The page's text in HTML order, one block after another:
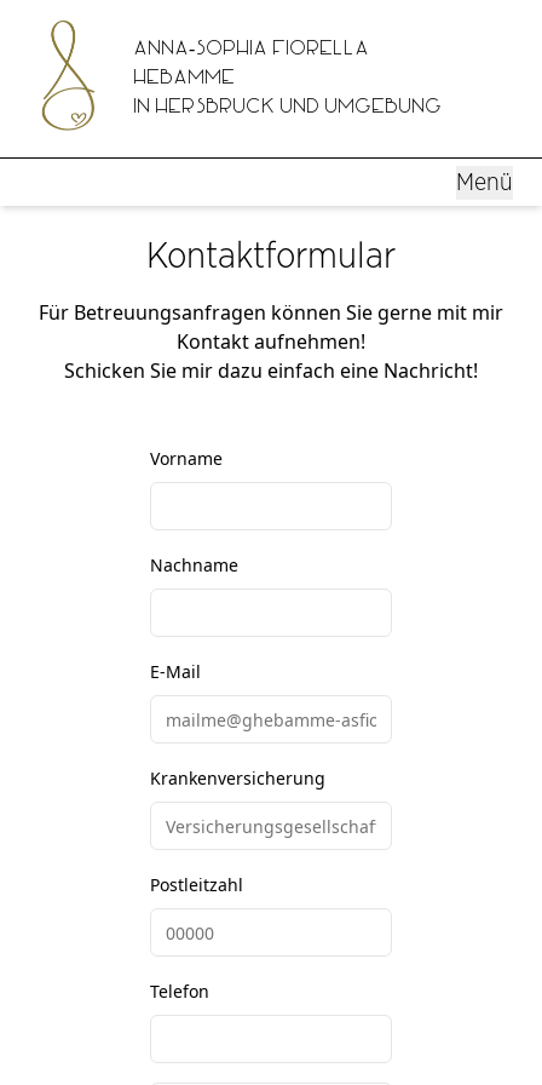
Anna-Sophia Fiorella
Hebamme
in Hersbruck und Umgebung
Menü
Kontaktformular
Für Betreuungsanfragen können Sie gerne mit mir
Kontakt aufnehmen!
Schicken Sie mir dazu einfach eine Nachricht!
Vorname
Nachname
E-Mail
Krankenversicherung
Postleitzahl
Telefon